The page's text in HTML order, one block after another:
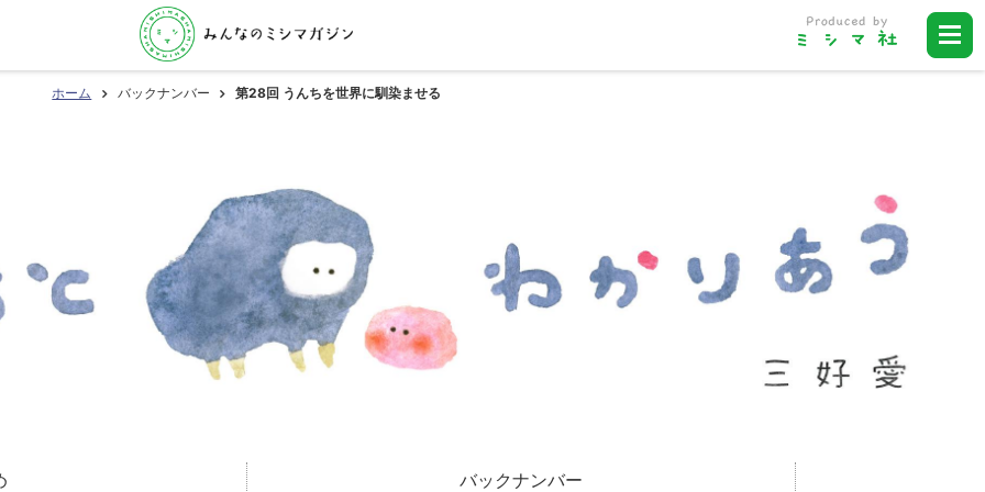
ホーム バックナンバー 第28回 うんちを世界に馴染ませる
バックナンバー